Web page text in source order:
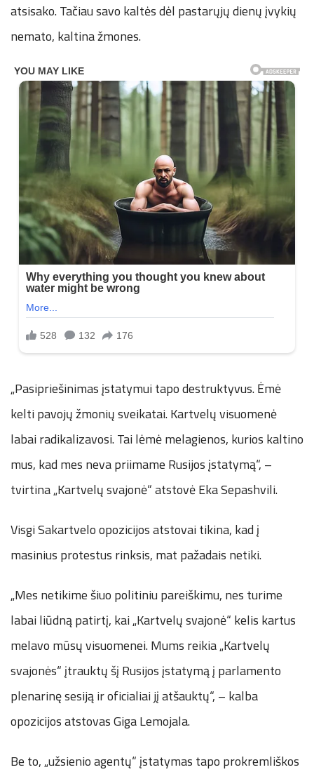
atsisako. Tačiau savo kaltės dėl pastarųjų dienų įvykių
nemato, kaltina žmones.
„Pasipriešinimas įstatymui tapo destruktyvus. Ėmė
kelti pavojų žmonių sveikatai. Kartvelų visuomenė
labai radikalizavosi. Tai lėmė melagienos, kurios kaltino
mus, kad mes neva priimame Rusijos įstatymą“, –
tvirtina „Kartvelų svajonė“ atstovė Eka Sepashvili.
Visgi Sakartvelo opozicijos atstovai tikina, kad į
masinius protestus rinksis, mat pažadais netiki.
„Mes netikime šiuo politiniu pareiškimu, nes turime
labai liūdną patirtį, kai „Kartvelų svajonė“ kelis kartus
melavo mūsų visuomenei. Mums reikia „Kartvelų
svajonės“ įtrauktų šį Rusijos įstatymą į parlamento
plenarinę sesiją ir oficialiai jį atšauktų“, – kalba
opozicijos atstovas Giga Lemojala.
Be to, „užsienio agentų“ įstatymas tapo prokremliškos